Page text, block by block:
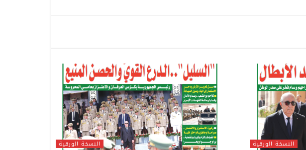
النسخة الورقية النسخة الورقية